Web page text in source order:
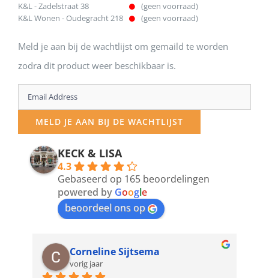
K&L - Zadelstraat 38
(geen voorraad)
K&L Wonen - Oudegracht 218
(geen voorraad)
Meld je aan bij de wachtlijst om gemaild te worden
zodra dit product weer beschikbaar is.
Enter
your
email
address
MELD JE AAN BIJ DE WACHTLIJST
KECK & LISA
4.3
Gebaseerd op 165 beoordelingen
powered by Google
beoordeel ons op
Corneline Sijtsema
vorig jaar